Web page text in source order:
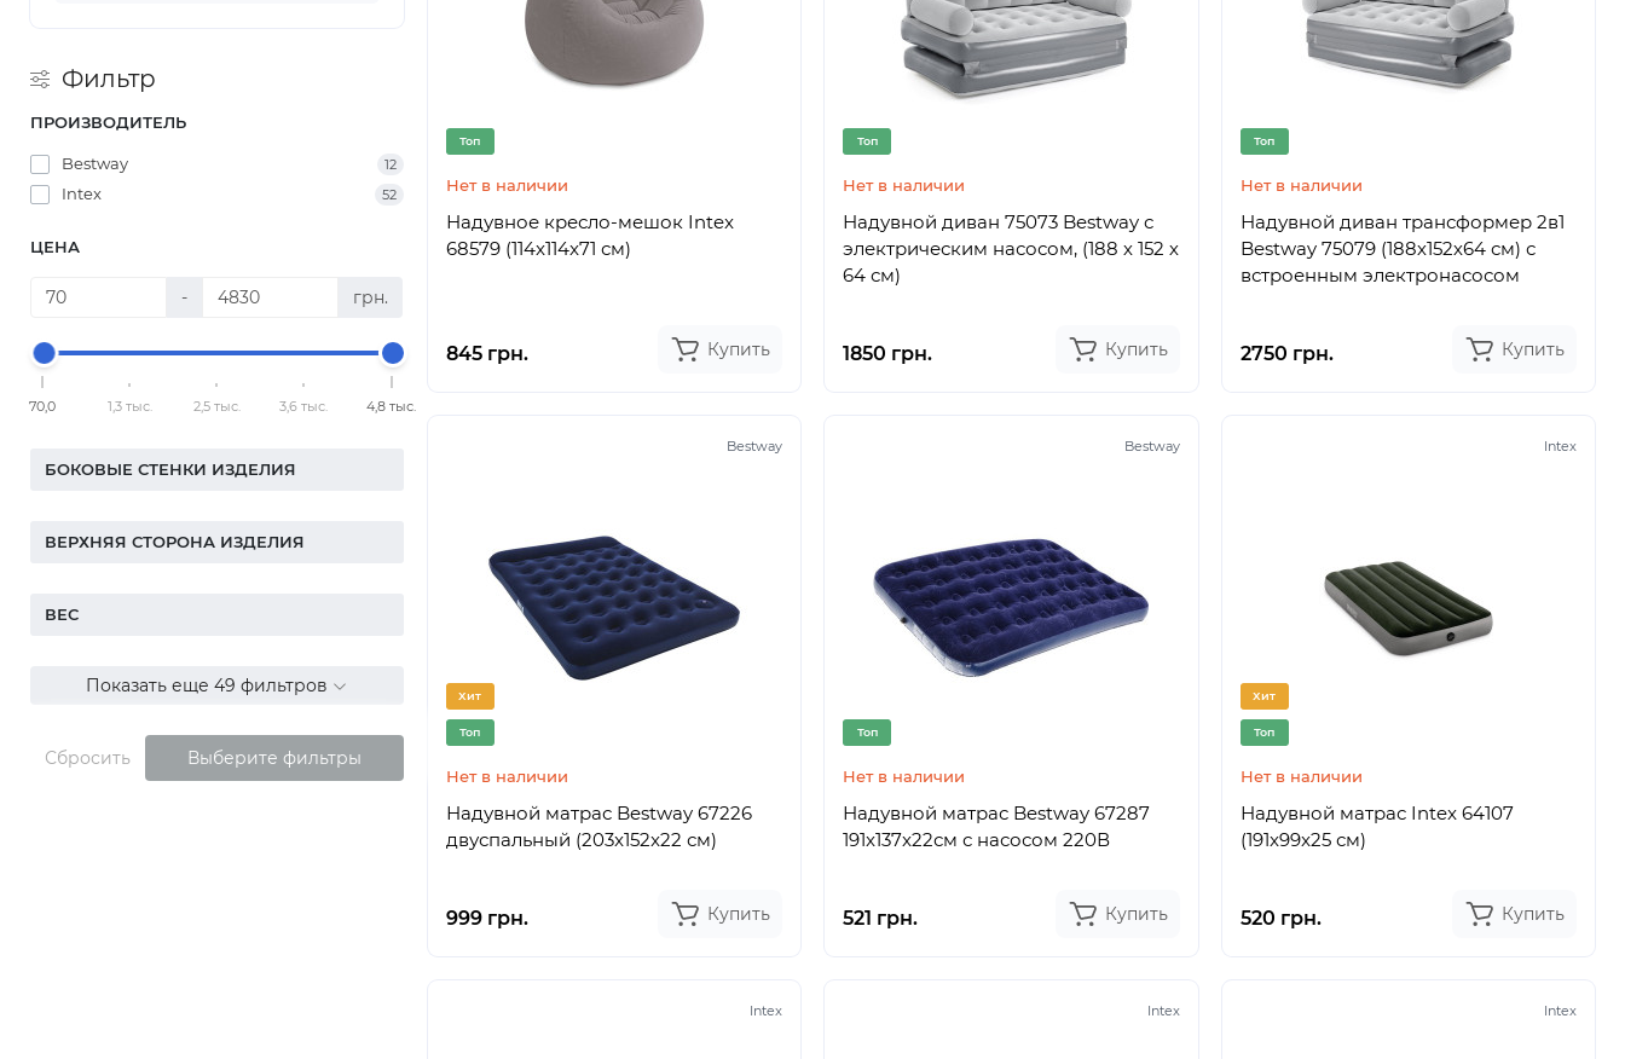
Фильтр
ПРОИЗВОДИТЕЛЬ
Bestway 12
Intex 52
ЦЕНА
- грн.
70,0 1,3 тыс. 2,5 тыс. 3,6 тыс. 4,8 тыс.
БОКОВЫЕ СТЕНКИ ИЗДЕЛИЯ
ВЕРХНЯЯ СТОРОНА ИЗДЕЛИЯ
ВЕС
Показать еще 49 фильтров
Сбросить Выберите фильтры
Топ
Нет в наличии
Надувное кресло-мешок Intex
68579 (114x114x71 см)
845 грн. Купить
Топ
Нет в наличии
Надувной диван 75073 Bestway с
электрическим насосом, (188 х 152 х
64 см)
1850 грн. Купить
Топ
Нет в наличии
Надувной диван трансформер 2в1
Bestway 75079 (188х152х64 см) с
встроенным электронасосом
2750 грн. Купить
Bestway
Хит
Топ
Нет в наличии
Надувной матрас Bestway 67226
двуспальный (203x152x22 см)
999 грн. Купить
Bestway
Топ
Нет в наличии
Надувной матрас Bestway 67287
191x137x22см с насосом 220В
521 грн. Купить
Intex
Хит
Топ
Нет в наличии
Надувной матрас Intex 64107
(191x99x25 см)
520 грн. Купить
Intex Intex Intex